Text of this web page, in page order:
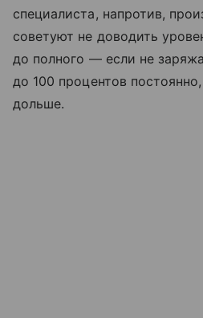
специалиста, напротив,
советуют не доводить
до полного — если не
до 100 процентов
дольше.